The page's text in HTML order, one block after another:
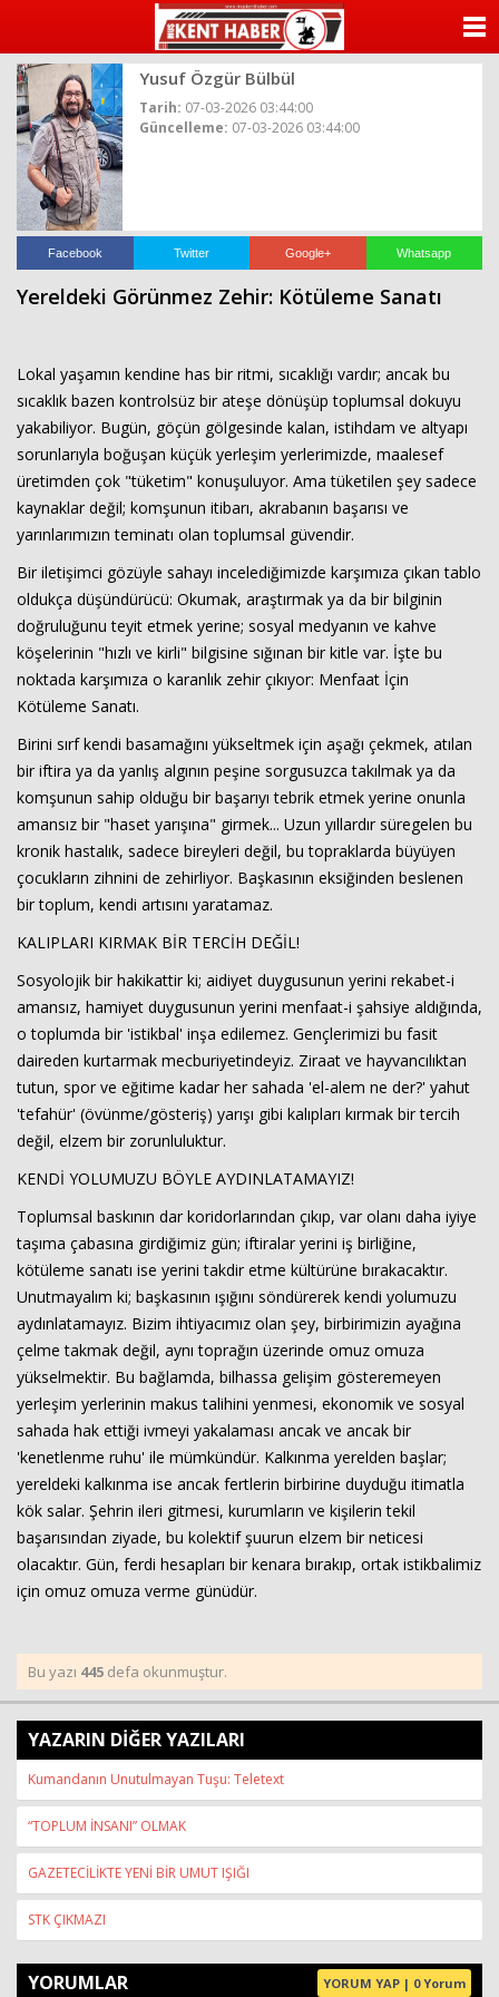
Yusuf Özgür Bülbül
Tarih: 07-03-2026 03:44:00
Güncelleme: 07-03-2026 03:44:00
Facebook Twitter Google+ Whatsapp
Yereldeki Görünmez Zehir: Kötüleme Sanatı
Lokal yaşamın kendine has bir ritmi, sıcaklığı vardır; ancak bu
sıcaklık bazen kontrolsüz bir ateşe dönüşüp toplumsal dokuyu
yakabiliyor. Bugün, göçün gölgesinde kalan, istihdam ve altyapı
sorunlarıyla boğuşan küçük yerleşim yerlerimizde, maalesef
üretimden çok "tüketim" konuşuluyor. Ama tüketilen şey sadece
kaynaklar değil; komşunun itibarı, akrabanın başarısı ve
yarınlarımızın teminatı olan toplumsal güvendir.
Bir iletişimci gözüyle sahayı incelediğimizde karşımıza çıkan tablo
oldukça düşündürücü: Okumak, araştırmak ya da bir bilginin
doğruluğunu teyit etmek yerine; sosyal medyanın ve kahve
köşelerinin "hızlı ve kirli" bilgisine sığınan bir kitle var. İşte bu
noktada karşımıza o karanlık zehir çıkıyor: Menfaat İçin
Kötüleme Sanatı.
Birini sırf kendi basamağını yükseltmek için aşağı çekmek, atılan
bir iftira ya da yanlış algının peşine sorgusuzca takılmak ya da
komşunun sahip olduğu bir başarıyı tebrik etmek yerine onunla
amansız bir "haset yarışına" girmek... Uzun yıllardır süregelen bu
kronik hastalık, sadece bireyleri değil, bu topraklarda büyüyen
çocukların zihnini de zehirliyor. Başkasının eksiğinden beslenen
bir toplum, kendi artısını yaratamaz.
KALIPLARI KIRMAK BİR TERCİH DEĞİL!
Sosyolojik bir hakikattir ki; aidiyet duygusunun yerini rekabet-i
amansız, hamiyet duygusunun yerini menfaat-i şahsiye aldığında,
o toplumda bir 'istikbal' inşa edilemez. Gençlerimizi bu fasit
daireden kurtarmak mecburiyetindeyiz. Ziraat ve hayvancılıktan
tutun, spor ve eğitime kadar her sahada 'el-alem ne der?' yahut
'tefahür' (övünme/gösteriş) yarışı gibi kalıpları kırmak bir tercih
değil, elzem bir zorunluluktur.
KENDİ YOLUMUZU BÖYLE AYDINLATAMAYIZ!
Toplumsal baskının dar koridorlarından çıkıp, var olanı daha iyiye
taşıma çabasına girdiğimiz gün; iftiralar yerini iş birliğine,
kötüleme sanatı ise yerini takdir etme kültürüne bırakacaktır.
Unutmayalım ki; başkasının ışığını söndürerek kendi yolumuzu
aydınlatamayız. Bizim ihtiyacımız olan şey, birbirimizin ayağına
çelme takmak değil, aynı toprağın üzerinde omuz omuza
yükselmektir. Bu bağlamda, bilhassa gelişim gösteremeyen
yerleşim yerlerinin makus talihini yenmesi, ekonomik ve sosyal
sahada hak ettiği ivmeyi yakalaması ancak ve ancak bir
'kenetlenme ruhu' ile mümkündür. Kalkınma yerelden başlar;
yereldeki kalkınma ise ancak fertlerin birbirine duyduğu itimatla
kök salar. Şehrin ileri gitmesi, kurumların ve kişilerin tekil
başarısından ziyade, bu kolektif şuurun elzem bir neticesi
olacaktır. Gün, ferdi hesapları bir kenara bırakıp, ortak istikbalimiz
için omuz omuza verme günüdür.
Bu yazı 445 defa okunmuştur.
YAZARIN DİĞER YAZILARI
Kumandanın Unutulmayan Tuşu: Teletext
“TOPLUM İNSANI” OLMAK
GAZETECİLİKTE YENİ BİR UMUT IŞIĞI
STK ÇIKMAZI
YORUMLAR YORUM YAP | 0 Yorum
ANASAYFA
YAZARLAR
VİDEO GALERİ
İLETİŞİM
Haberin Doğru Adresi.